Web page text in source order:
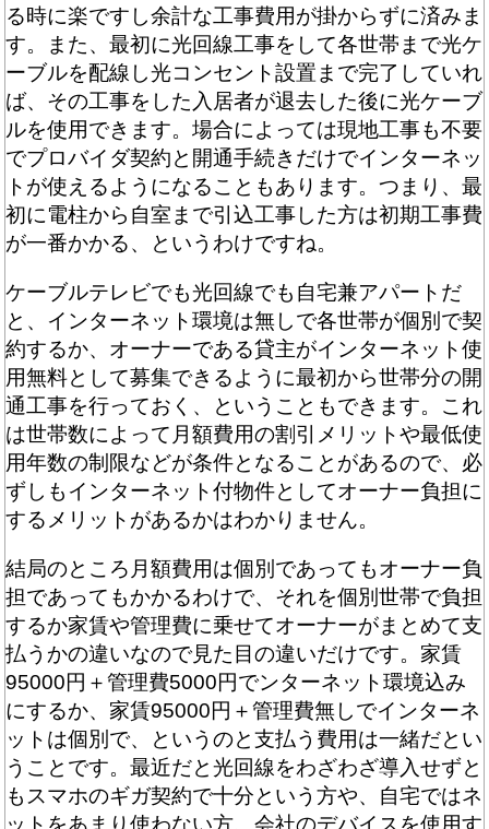
る時に楽ですし余計な工事費用が掛からずに済みま
す。また、最初に光回線工事をして各世帯まで光ケ
ーブルを配線し光コンセント設置まで完了していれ
ば、その工事をした入居者が退去した後に光ケーブ
ルを使用できます。場合によっては現地工事も不要
でプロバイダ契約と開通手続きだけでインターネッ
トが使えるようになることもあります。つまり、最
初に電柱から自室まで引込工事した方は初期工事費
が一番かかる、というわけですね。
ケーブルテレビでも光回線でも自宅兼アパートだ
と、インターネット環境は無しで各世帯が個別で契
約するか、オーナーである貸主がインターネット使
用無料として募集できるように最初から世帯分の開
通工事を行っておく、ということもできます。これ
は世帯数によって月額費用の割引メリットや最低使
用年数の制限などが条件となることがあるので、必
ずしもインターネット付物件としてオーナー負担に
するメリットがあるかはわかりません。
結局のところ月額費用は個別であってもオーナー負
担であってもかかるわけで、それを個別世帯で負担
するか家賃や管理費に乗せてオーナーがまとめて支
払うかの違いなので見た目の違いだけです。家賃
95000円＋管理費5000円でンターネット環境込み
にするか、家賃95000円＋管理費無しでインターネ
ットは個別で、というのと支払う費用は一緒だとい
うことです。最近だと光回線をわざわざ導入せずと
もスマホのギガ契約で十分という方や、自宅ではネ
ットをあまり使わない方、会社のデバイスを使用す